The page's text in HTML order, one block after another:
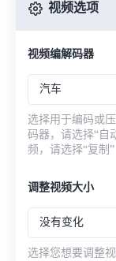
视频选项
视频编解码器
汽车
选择用于编码或
码器，请选择“自
频，请选择“复制”
调整视频大小
没有变化
选择您想要调整